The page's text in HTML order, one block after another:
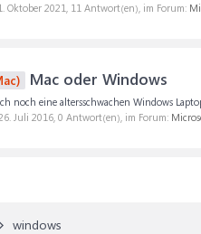
Oktober 2021, 11 Antwort(en), im Forum:
Mac oder Windows
noch eine altersschwachen Windows
Juli 2016, 0 Antwort(en), im Forum:
windows